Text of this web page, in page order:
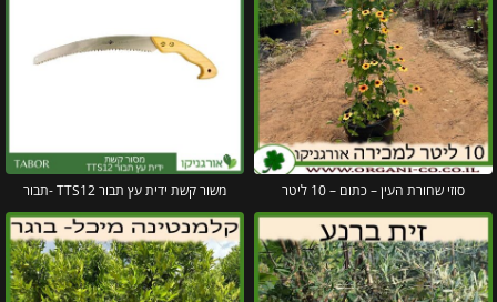
סוזי שחורת העין – כתום – 10 ליטר משור קשת ידית עץ תבור TTS12 -תבור